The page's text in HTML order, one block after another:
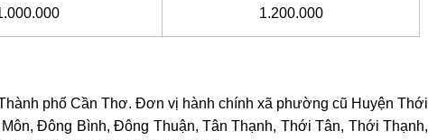
1.200.000
phố Cần Thơ. Đơn vị hành chính xã phường cũ Huyện Thới
Đông Bình, Đông Thuận, Tân Thạnh, Thới Tân, Thới Thạnh,